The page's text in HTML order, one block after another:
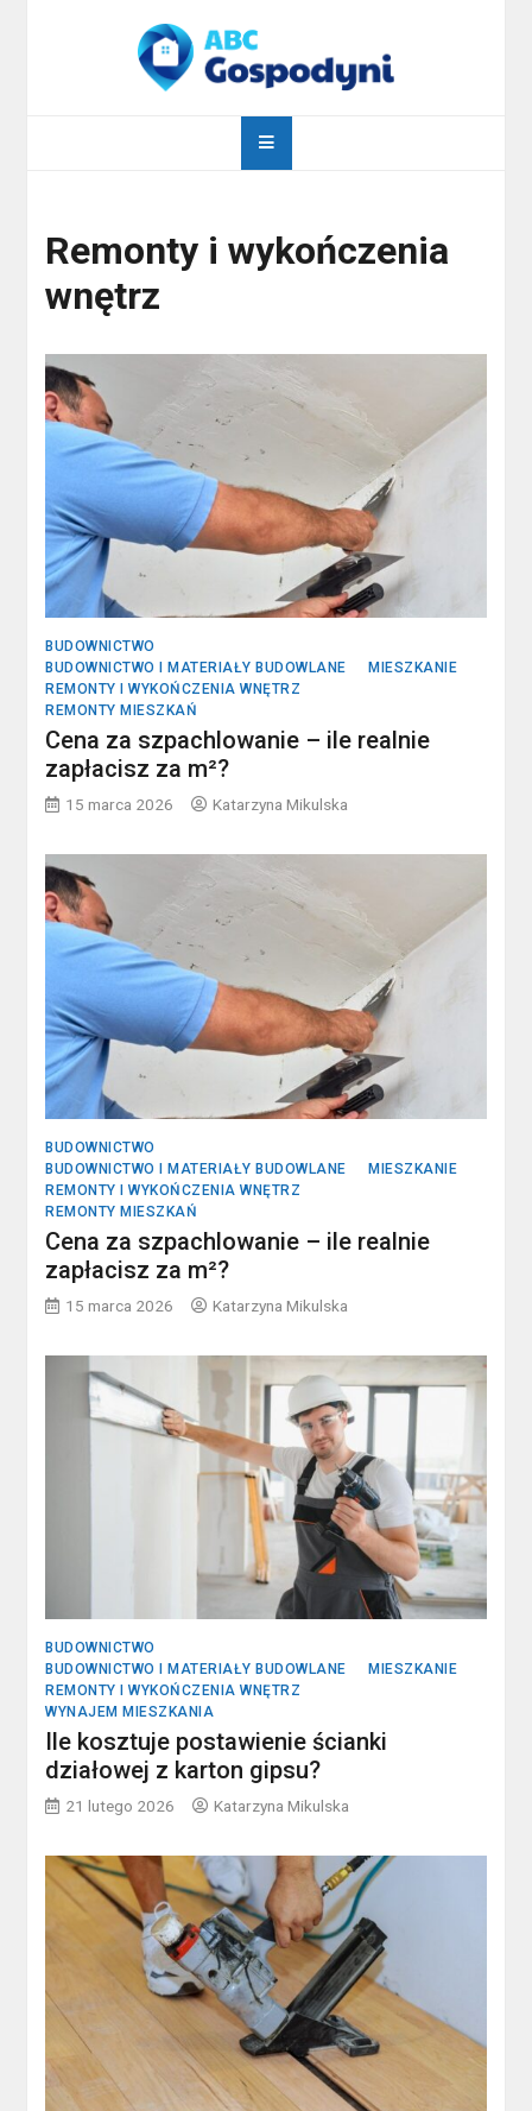
abcgospodyni.pl
Remonty i wykończenia
wnętrz
BUDOWNICTWO
BUDOWNICTWO I MATERIAŁY BUDOWLANE
MIESZKANIE
REMONTY I WYKOŃCZENIA WNĘTRZ
REMONTY MIESZKAŃ
Cena za szpachlowanie – ile realnie
zapłacisz za m²?
15 marca 2026 Katarzyna Mikulska
BUDOWNICTWO
BUDOWNICTWO I MATERIAŁY BUDOWLANE
MIESZKANIE
REMONTY I WYKOŃCZENIA WNĘTRZ
REMONTY MIESZKAŃ
Cena za szpachlowanie – ile realnie
zapłacisz za m²?
15 marca 2026 Katarzyna Mikulska
BUDOWNICTWO
BUDOWNICTWO I MATERIAŁY BUDOWLANE
MIESZKANIE
REMONTY I WYKOŃCZENIA WNĘTRZ
WYNAJEM MIESZKANIA
Ile kosztuje postawienie ścianki
działowej z karton gipsu?
21 lutego 2026 Katarzyna Mikulska